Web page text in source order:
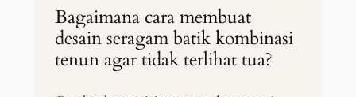
Bagaimana cara membuat
desain seragam batik kombinasi
tenun agar tidak terlihat tua?